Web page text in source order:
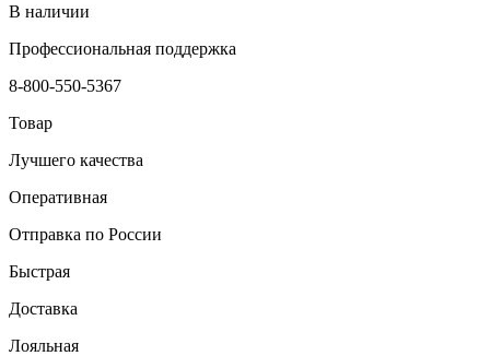
В наличии
Профессиональная поддержка
8-800-550-5367
Товар
Лучшего качества
Оперативная
Отправка по России
Быстрая
Доставка
Лояльная